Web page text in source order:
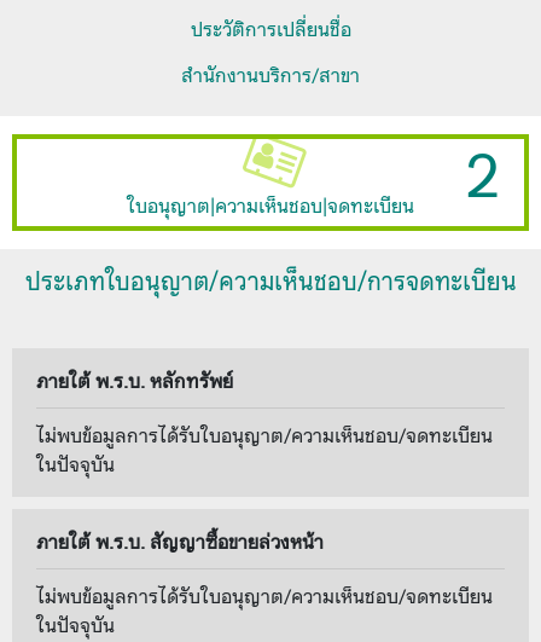
ประวัติการเปลี่ยนชื่อ
สำนักงานบริการ/สาขา
ใบอนุญาต|ความเห็นชอบ|จดทะเบียน 2
ประเภทใบอนุญาต/ความเห็นชอบ/การจดทะเบียน
ภายใต้ พ.ร.บ. หลักทรัพย์
ไม่พบข้อมูลการได้รับใบอนุญาต/ความเห็นชอบ/จดทะเบียน
ในปัจจุบัน
ภายใต้ พ.ร.บ. สัญญาซื้อขายล่วงหน้า
ไม่พบข้อมูลการได้รับใบอนุญาต/ความเห็นชอบ/จดทะเบียน
ในปัจจุบัน